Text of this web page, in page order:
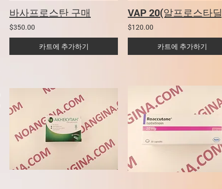
바사프로스탄 구매
$350.00
카트에 추가하기
$120.00
카트에 추가하기